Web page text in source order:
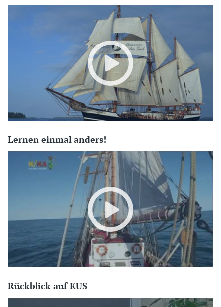
Lernen einmal anders!
Rückblick auf KUS